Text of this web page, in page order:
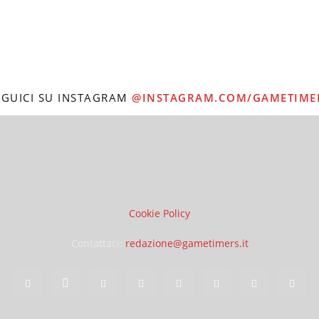
SU INSTAGRAM @INSTAGRAM.COM/
Cookie Policy
redazione@gametimers.it